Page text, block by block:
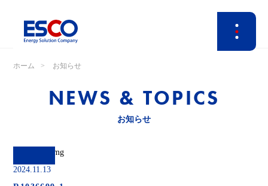
ホーム お知らせ
NEWS & TOPICS
お知らせ
2024.11.13